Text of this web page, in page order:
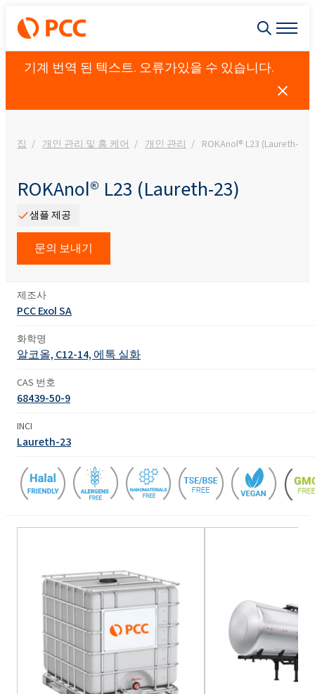
기계 번역 된 텍스트. 오류가있을 수 있습니다.
집 개인 관리 및 홈 케어 개인 관리 ROKAnol® L23 (Laureth-23)
ROKAnol® L23 (Laureth-23)
샘플 제공
문의 보내기
제조사
PCC Exol SA
화학명
알코올, C12-14, 에톡 실화
CAS 번호
68439-50-9
INCI
Laureth-23